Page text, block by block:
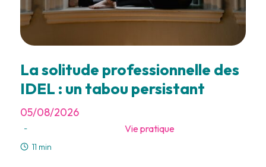
La solitude professionnelle des
IDEL : un tabou persistant
05/08/2026
- Vie pratique
11 min